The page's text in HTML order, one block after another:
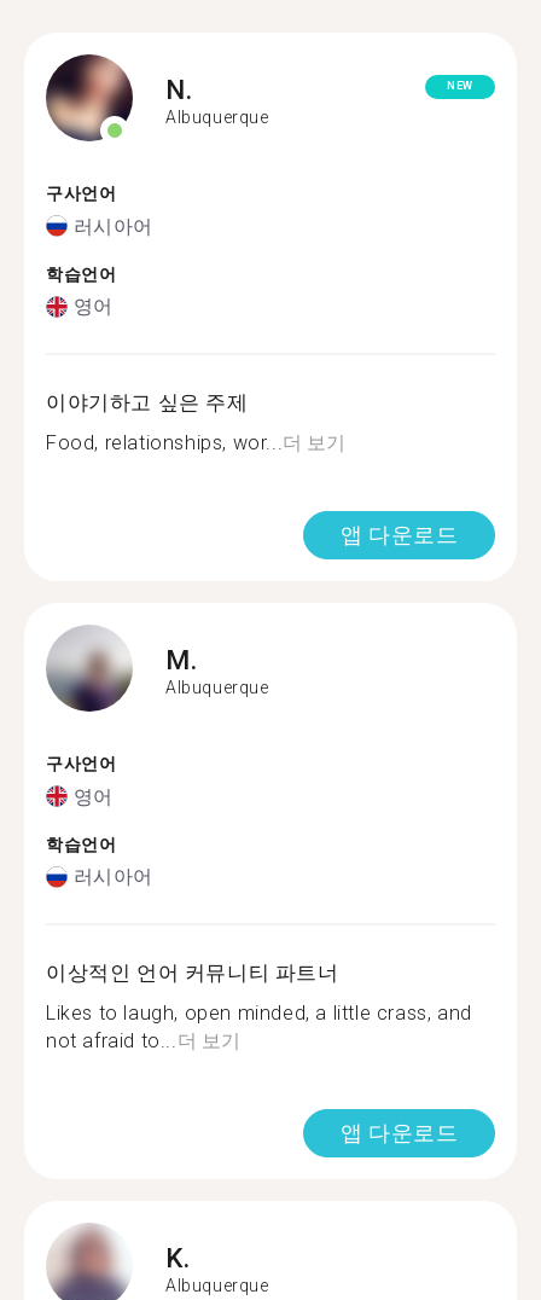
N.
Albuquerque
NEW
구사언어
러시아어
학습언어
영어
이야기하고 싶은 주제
Food, relationships, wor...더 보기
앱 다운로드
M.
Albuquerque
구사언어
영어
학습언어
러시아어
이상적인 언어 커뮤니티 파트너
Likes to laugh, open minded, a little crass, and
not afraid to...더 보기
앱 다운로드
K.
Albuquerque